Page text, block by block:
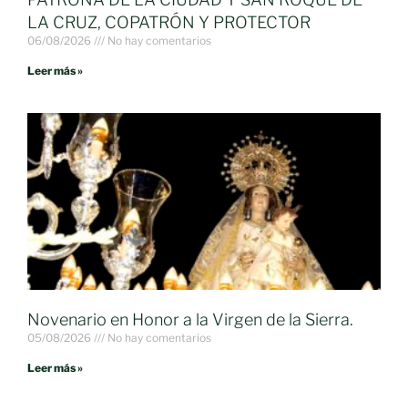
LA CRUZ, COPATRÓN Y PROTECTOR
06/08/2026 No hay comentarios
Leer más »
Novenario en Honor a la Virgen de la Sierra.
05/08/2026 No hay comentarios
Leer más »